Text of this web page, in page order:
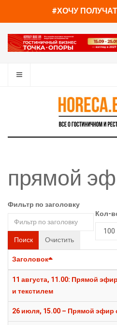
#ХОЧУ
прямой
Фильтр по заголовку
Поиск Очистить
Кол-
Заголовок
11 августа, 11.00: Прямой
и текстилем
26 июля, 15.00 – Прямой эфир